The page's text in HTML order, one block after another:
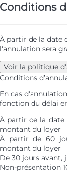
Conditions
À partir de la date
l'annulation sera
Voir la politique
Conditions
En cas
fonction du délai
À partir de la date
montant du loyer
À partir de 60
montant du loyer
De 30 jours avant,
Non-présentation